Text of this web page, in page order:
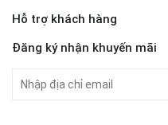
Hỗ trợ khách hàng
Đăng ký nhận khuyến mãi